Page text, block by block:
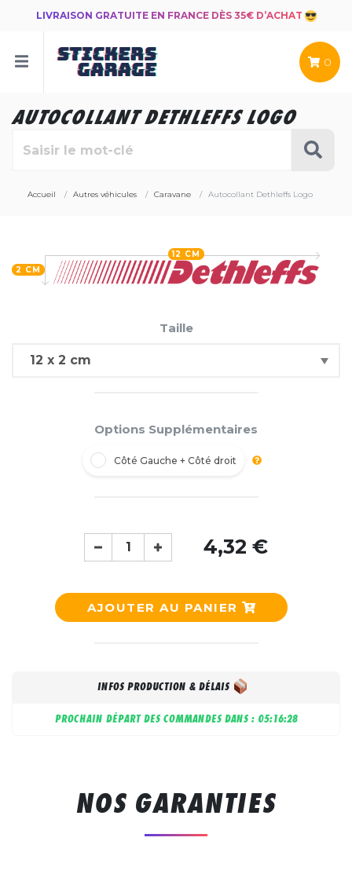
LIVRAISON GRATUITE EN FRANCE DÈS 35€ D’ACHAT
0
AUTOCOLLANT DETHLEFFS LOGO
Accueil Autres véhicules Caravane Autocollant Dethleffs Logo
2 CM
12 CM
Taille
Options Supplémentaires
Côté Gauche + Côté droit
4,32 €
AJOUTER AU PANIER
INFOS PRODUCTION & DÉLAIS
PROCHAIN DÉPART DES COMMANDES DANS : 05:16:28
NOS GARANTIES